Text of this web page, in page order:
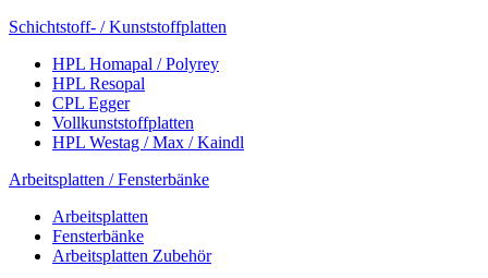
Schichtstoff- / Kunststoffplatten
HPL Homapal / Polyrey
HPL Resopal
CPL Egger
Vollkunststoffplatten
HPL Westag / Max / Kaindl
Arbeitsplatten / Fensterbänke
Arbeitsplatten
Fensterbänke
Arbeitsplatten Zubehör